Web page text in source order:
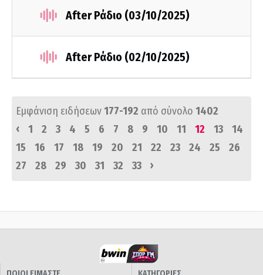
After Ράδιο (03/10/2025)
After Ράδιο (02/10/2025)
Εμφάνιση ειδήσεων177-192 από σύνολο 1402
‹
1 2 3 4 5 6 7 8 9 10 11 12 13
14
15
16 17 18 19 20 21 22 23 24 25
26
27
28 29 30 31 32 33 ›